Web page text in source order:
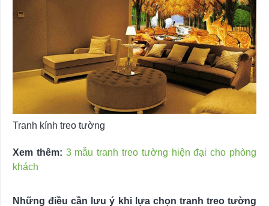
Tranh kính treo tường
Xem thêm: 3 mẫu tranh treo tường hiện đại cho phòng
khách
Những điều cần lưu ý khi lựa chọn tranh treo tường